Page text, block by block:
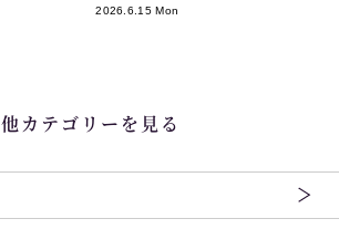
2026.6.15 Mon
他カテゴリーを見る